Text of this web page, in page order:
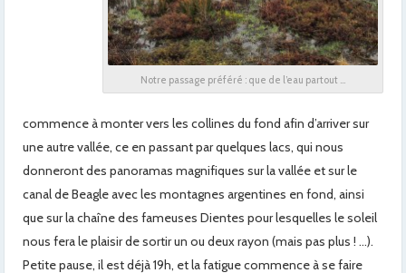
Notre passage préféré : que de l’eau partout …
commence à monter vers les collines du fond afin d’arriver sur
une autre vallée, ce en passant par quelques lacs, qui nous
donneront des panoramas magnifiques sur la vallée et sur le
canal de Beagle avec les montagnes argentines en fond, ainsi
que sur la chaîne des fameuses Dientes pour lesquelles le soleil
nous fera le plaisir de sortir un ou deux rayon (mais pas plus ! …).
Petite pause, il est déjà 19h, et la fatigue commence à se faire